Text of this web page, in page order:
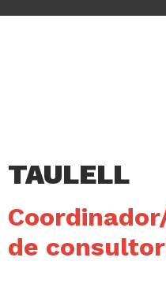
TAULELL
de